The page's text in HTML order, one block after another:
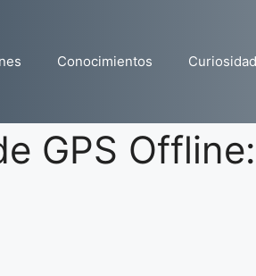
Conocimientos
GPS